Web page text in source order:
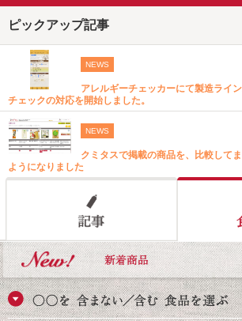
ピックアップ記事
NEWS
アレルギーチェッカーにて製造ライ
チェックの対応を開始しました。
NEWS
クミタスで掲載の商品を、比較して
ようになりました